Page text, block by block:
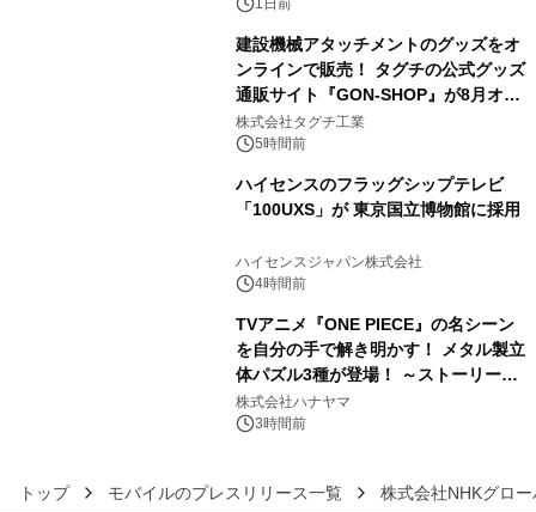
1日前
建設機械アタッチメントのグッズをオ
ンラインで販売！ タグチの公式グッズ
通販サイト『GON-SHOP』が8月オー
プン
株式会社タグチ工業
5時間前
ハイセンスのフラッグシップテレビ
「100UXS」が 東京国立博物館に採用
ハイセンスジャパン株式会社
4時間前
TVアニメ『ONE PIECE』の名シーン
を自分の手で解き明かす！ メタル製立
体パズル3種が登場！ ～ストーリーと
ギミックが融合した 大人の体験型パズ
ルが8月7日(金)12時より先行予約受付
株式会社ハナヤマ
3時間前
トップ モバイルのプレスリリース一覧 株式会社NHKグロ